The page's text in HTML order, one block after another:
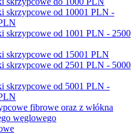
skrzypcowe od 10001 PLN -
skrzypcowe od 1001 PLN - 2500
skrzypcowe od 15001 PLN
skrzypcowe od 2501 PLN - 5000
skrzypcowe od 5001 PLN -
fibrowe oraz z włókna
węglowego